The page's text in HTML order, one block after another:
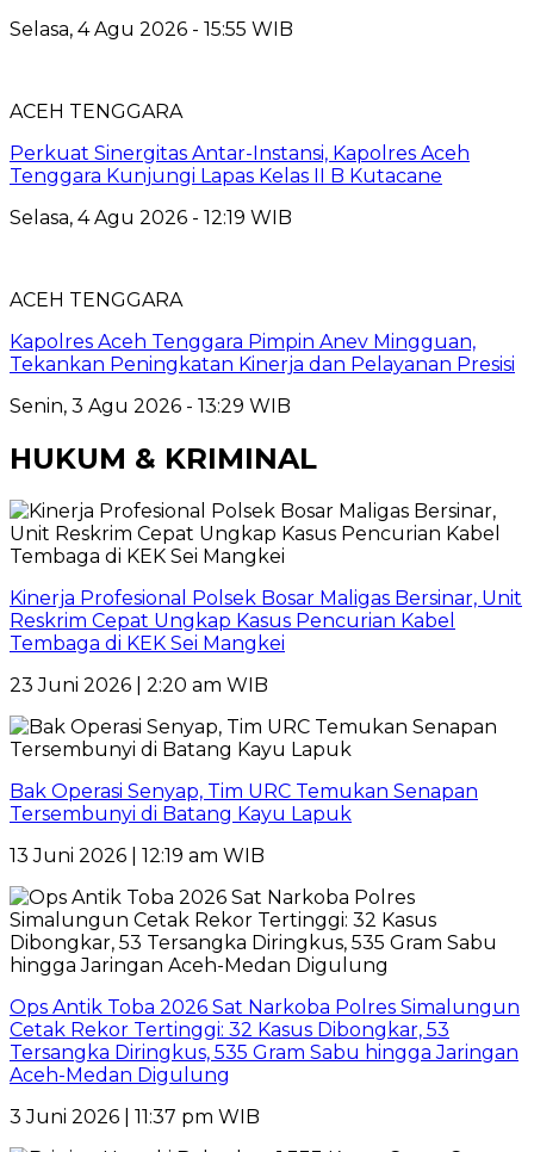
Selasa, 4 Agu 2026 - 15:55 WIB
ACEH TENGGARA
Perkuat Sinergitas Antar-Instansi, Kapolres Aceh
Tenggara Kunjungi Lapas Kelas II B Kutacane
Selasa, 4 Agu 2026 - 12:19 WIB
ACEH TENGGARA
Kapolres Aceh Tenggara Pimpin Anev Mingguan,
Tekankan Peningkatan Kinerja dan Pelayanan Presisi
Senin, 3 Agu 2026 - 13:29 WIB
HUKUM & KRIMINAL
Kinerja Profesional Polsek Bosar Maligas Bersinar, Unit
Reskrim Cepat Ungkap Kasus Pencurian Kabel
Tembaga di KEK Sei Mangkei
23 Juni 2026 | 2:20 am WIB
Bak Operasi Senyap, Tim URC Temukan Senapan
Tersembunyi di Batang Kayu Lapuk
13 Juni 2026 | 12:19 am WIB
Ops Antik Toba 2026 Sat Narkoba Polres Simalungun
Cetak Rekor Tertinggi: 32 Kasus Dibongkar, 53
Tersangka Diringkus, 535 Gram Sabu hingga Jaringan
Aceh-Medan Digulung
3 Juni 2026 | 11:37 pm WIB